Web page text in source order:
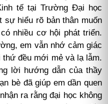
tế tại Trường Đại học
hiểu rõ bản thân muốn
nhiều cơ hội phát triển.
em vẫn nhớ cảm giác
đều mới mẻ và lạ lẫm.
lời hướng dẫn của thầy
bè đã giúp em dần quen
ra rằng đại học không